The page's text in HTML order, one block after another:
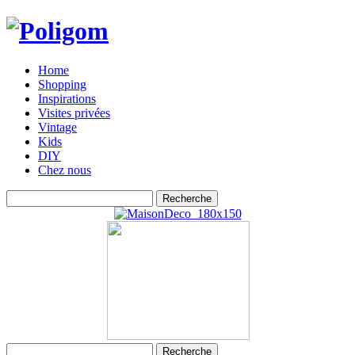
Home
Shopping
Inspirations
Visites privées
Vintage
Kids
DIY
Chez nous